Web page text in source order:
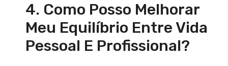
4. Como Posso Melhorar
Meu Equilíbrio Entre Vida
Pessoal E Profissional?